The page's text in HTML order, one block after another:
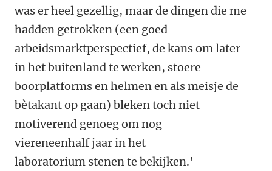
was er heel gezellig, maar de dingen die me
hadden getrokken (een goed
arbeidsmarktperspectief, de kans om later
in het buitenland te werken, stoere
boorplatforms en helmen en als meisje de
bètakant op gaan) bleken toch niet
motiverend genoeg om nog
viereneenhalf jaar in het
laboratorium stenen te bekijken.'